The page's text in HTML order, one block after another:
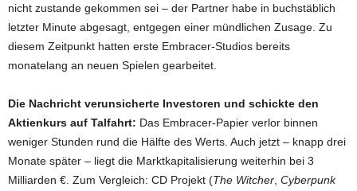
nicht zustande gekommen sei – der Partner habe in buchstäblich
letzter Minute abgesagt, entgegen einer mündlichen Zusage. Zu
diesem Zeitpunkt hatten erste Embracer-Studios bereits
monatelang an neuen Spielen gearbeitet.
Die Nachricht verunsicherte Investoren und schickte den
Aktienkurs auf Talfahrt: Das Embracer-Papier verlor binnen
weniger Stunden rund die Hälfte des Werts. Auch jetzt – knapp drei
Monate später – liegt die Marktkapitalisierung weiterhin bei 3
Milliarden €. Zum Vergleich: CD Projekt (The Witcher Cyberpunk